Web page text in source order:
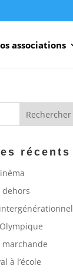
associations
récents
marchande
à l’école